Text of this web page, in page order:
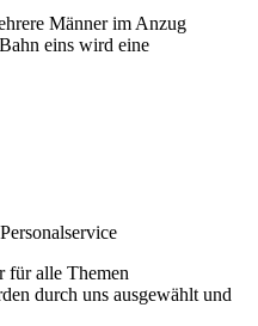
für alle Themen
durch uns ausgewählt und